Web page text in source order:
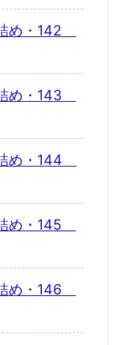
め・142
め・143
め・144
め・145
め・146